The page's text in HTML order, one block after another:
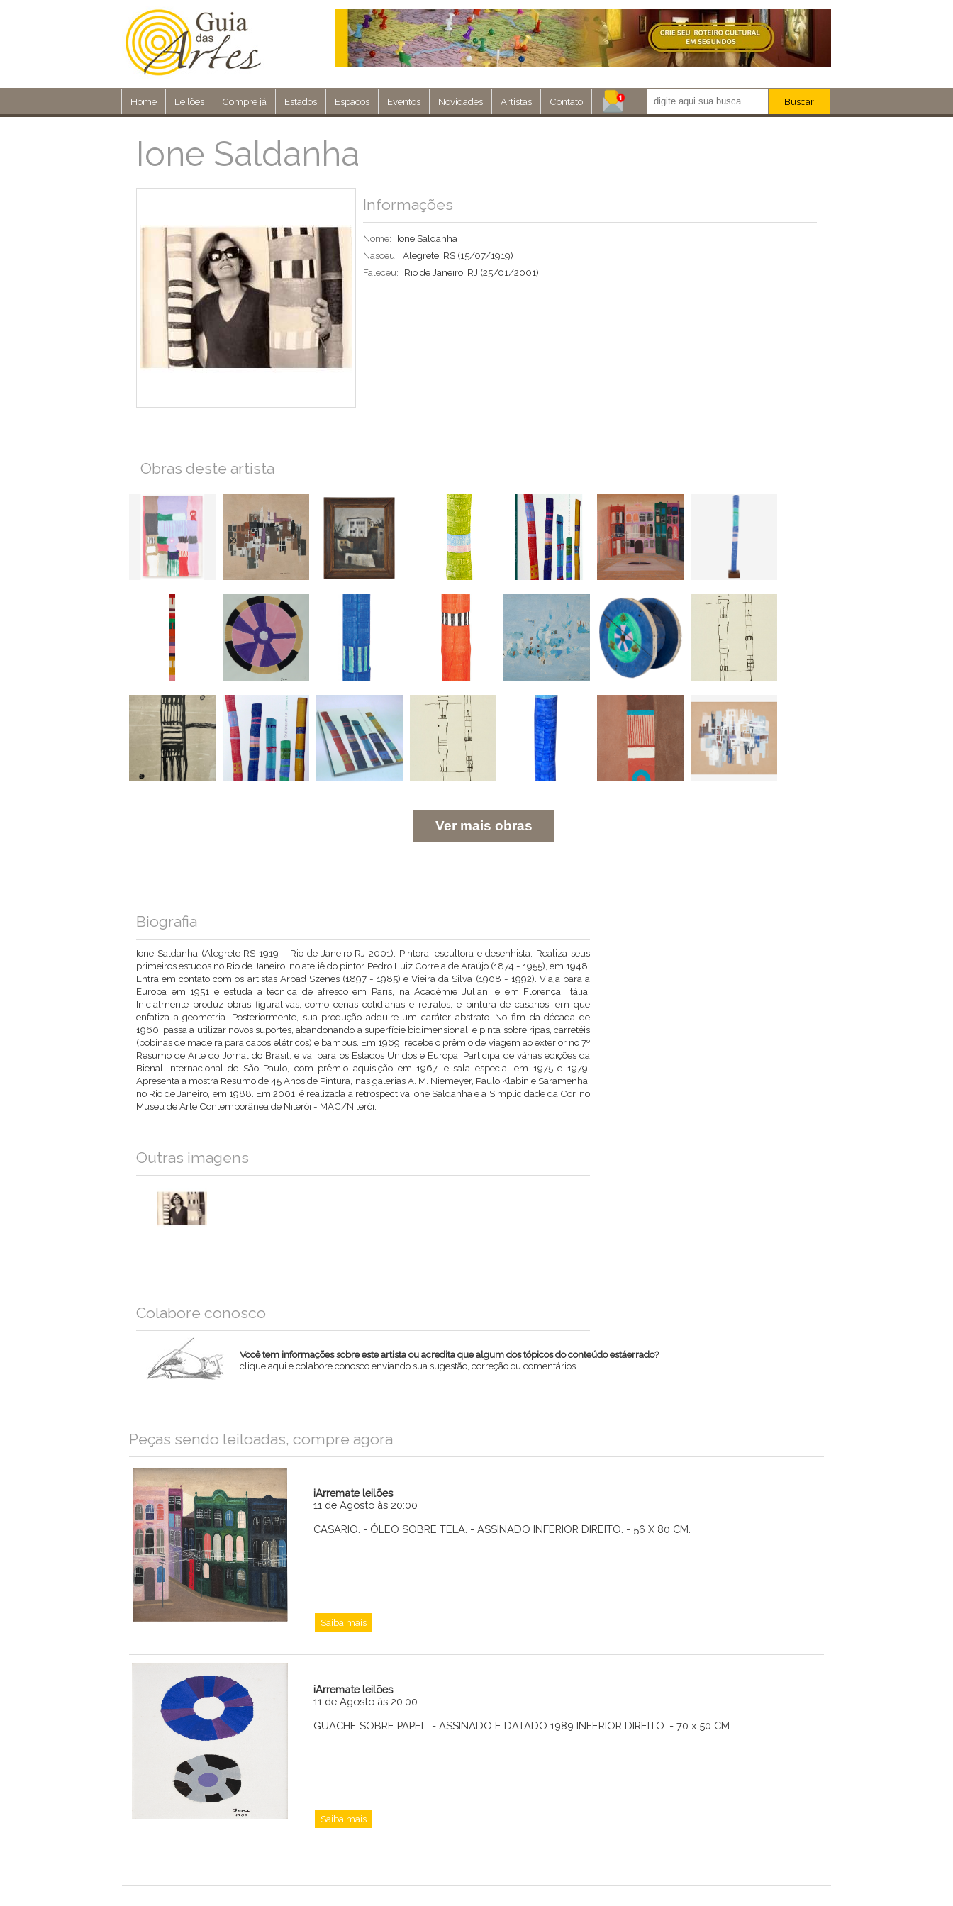
Home Leilões Compre já Estados Espacos Eventos Novidades Artistas Contato Buscar
Ione Saldanha
Informações
Nome:
Ione Saldanha
Nasceu: Alegrete, RS (15/07/1919)
Faleceu:
Rio de Janeiro, RJ (25/01/2001)
Obras deste artista
Ver mais obras
Biografia
Ione Saldanha (Alegrete RS 1919 - Rio de Janeiro RJ 2001). Pintora, escultora e desenhista. Realiza seus
primeiros estudos no Rio de Janeiro, no ateliê do pintor Pedro Luiz Correia de Araújo (1874 - 1955), em 1948.
Entra em contato com os artistas Arpad Szenes (1897 - 1985) e Vieira da Silva (1908 - 1992). Viaja para a
Europa em 1951 e estuda a técnica de afresco em Paris, na Académie Julian, e em Florença, Itália.
Inicialmente produz obras figurativas, como cenas cotidianas e retratos, e pintura de casarios, em que
enfatiza a geometria. Posteriormente, sua produção adquire um caráter abstrato. No fim da década de
1960, passa a utilizar novos suportes, abandonando a superfície bidimensional, e pinta sobre ripas, carretéis
(bobinas de madeira para cabos elétricos) e bambus. Em 1969, recebe o prêmio de viagem ao exterior no 7º
Resumo de Arte do Jornal do Brasil, e vai para os Estados Unidos e Europa. Participa de várias edições da
Bienal Internacional de São Paulo, com prêmio aquisição em 1967, e sala especial em 1975 e 1979.
Apresenta a mostra Resumo de 45 Anos de Pintura, nas galerias A. M. Niemeyer, Paulo Klabin e Saramenha,
no Rio de Janeiro, em 1988. Em 2001, é realizada a retrospectiva Ione Saldanha e a Simplicidade da Cor, no
Museu de Arte Contemporânea de Niterói - MAC/Niterói.
Outras imagens
Colabore conosco
Você tem informações sobre este artista ou acredita que algum dos tópicos do conteúdo estáerrado?
clique aqui e colabore conosco enviando sua sugestão, correção ou comentários.
Email
Mensagem
Peças sendo leiloadas, compre agora
iArremate leilões
11 de Agosto às 20:00
CASARIO. - ÓLEO SOBRE TELA. - ASSINADO INFERIOR DIREITO. - 56 X 80 CM.
Saiba mais
iArremate leilões
11 de Agosto às 20:00
GUACHE SOBRE PAPEL. - ASSINADO E DATADO 1989 INFERIOR DIREITO. - 70 x 50 CM.
Saiba mais